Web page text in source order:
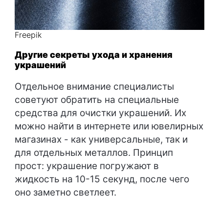
Freepik
Другие секреты ухода и хранения
украшений
Отдельное внимание специалисты
советуют обратить на специальные
средства для очистки украшений. Их
можно найти в интернете или ювелирных
магазинах - как универсальные, так и
для отдельных металлов. Принцип
прост: украшение погружают в
жидкость на 10-15 секунд, после чего
оно заметно светлеет.